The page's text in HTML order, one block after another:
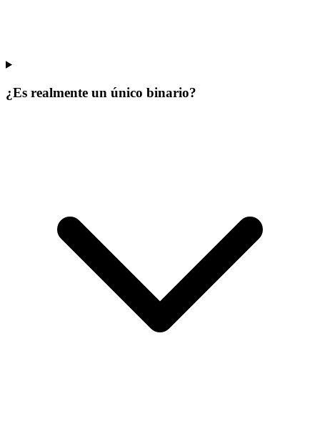
¿Es realmente un único binario?